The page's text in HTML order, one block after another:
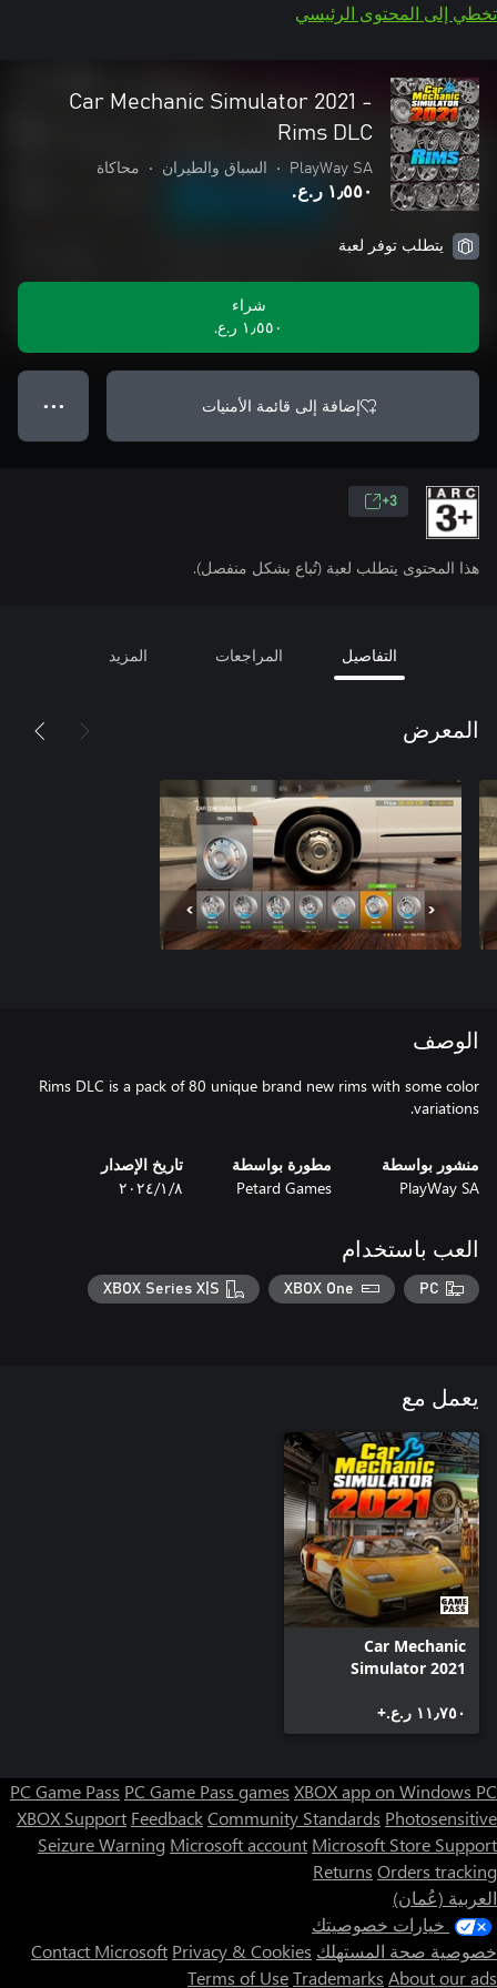
تخطي إلى المحتوى الرئيسي
Car Mechanic Simulator 2021 -
Rims DLC
PlayWay SA
• السباق والطيران • محاكاة
١٫٥٥٠ ر.ع.‏
يتطلب توفر لعبة
شراء
١٫٥٥٠ ر.ع.‏
إضافة إلى قائمة الأمنيات ● ● ●
3+
هذا المحتوى يتطلب لعبة (تُباع بشكل منفصل).
التفاصيل المراجعات المزيد
المعرض
الوصف
Rims DLC is a pack of 80 unique brand new rims with some color
variations.
منشور بواسطة
PlayWay SA
مطورة بواسطة
Petard Games
تاريخ الإصدار
٨‏/١‏/٢٠٢٤
العب باستخدام
PC
XBOX One
XBOX Series X|S
يعمل مع
Car Mechanic
Simulator 2021
١١٫٧٥٠ ر.ع.‏+
PC Game Pass PC Game Pass games XBOX app on Windows PC
XBOX Support FeedbackCommunity Standards Photosensitive
Seizure Warning Microsoft account Microsoft Store Support
Returns Orders tracking
العربية (عُمان)
خيارات خصوصيتك
خصوصية صحة المستهلك
Contact Microsoft Privacy & Cookies
Terms of UseTrademarks About our ads